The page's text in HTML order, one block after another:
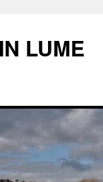
LUME